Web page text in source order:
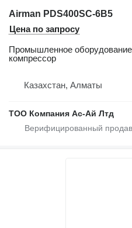
Airman PDS400SC-6B5
Цена по запросу
Промышленное
компрессор
Казахстан, Алматы
ТОО Компания Ас-Ай Лтд